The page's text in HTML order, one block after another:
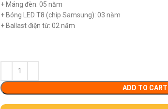
+ Máng đèn: 05 năm
+ Bóng LED T8 (chip Samsung): 03 năm
+ Ballast điện từ: 02 năm
ADD TO CART